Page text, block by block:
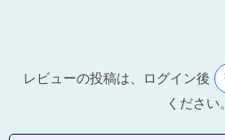
レビューの投稿は、ログイン後
ください。